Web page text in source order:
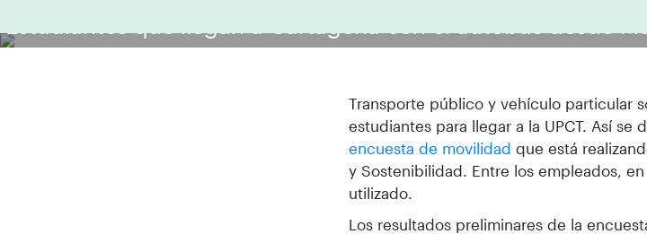
Transporte público y vehículo particular
estudiantes para llegar a la UPCT. Así
encuesta de movilidad que está
y Sostenibilidad. Entre los empleados,
utilizado.
Los resultados preliminares de la